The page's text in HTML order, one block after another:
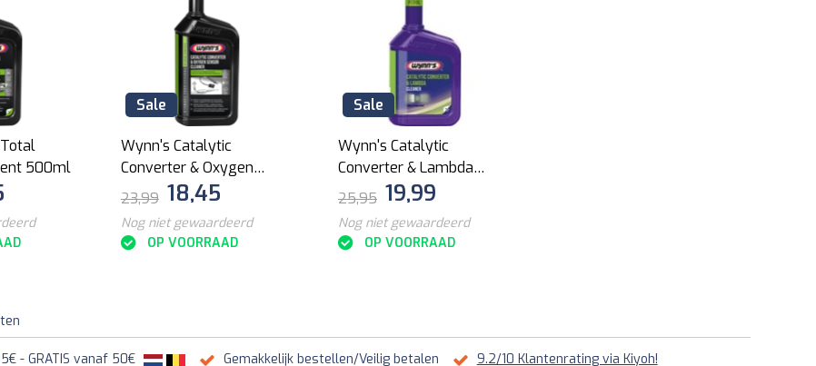
500ml
Sale
Wynn's Catalytic
Converter & Oxygen
Sensor Cleaner 500ml
23,99 18,45
Nog niet gewaardeerd
OP VOORRAAD
Sale
Wynn's Catalytic
Converter & Lambda
Cleaner 325ml
25,95 19,99
Nog niet gewaardeerd
OP VOORRAAD
- GRATIS vanaf 50€ Gemakkelijk bestellen/Veilig betalen 9.2/10 Klantenrating via Kiyoh!